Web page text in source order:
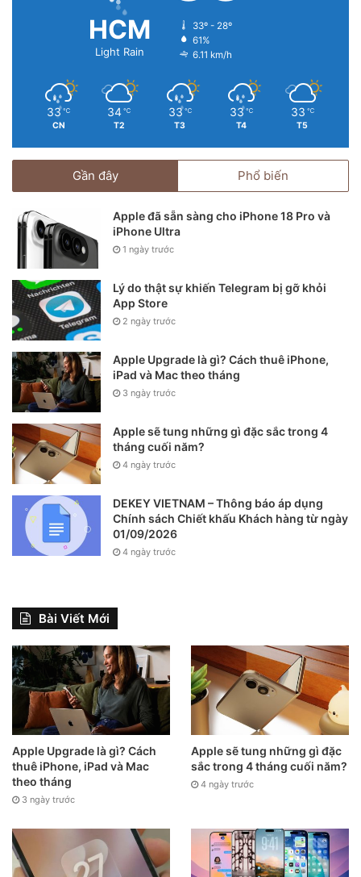
HCM
Light Rain
33º - 28º
61%
6.11 km/h
33 ℃
CN
34 ℃
T2
33 ℃
T3
33 ℃
T4
33 ℃
T5
Gần đây Phổ biến
Apple đã sẵn sàng cho iPhone 18 Pro và
iPhone Ultra
1 ngày trước
Lý do thật sự khiến Telegram bị gỡ khỏi
App Store
2 ngày trước
Apple Upgrade là gì? Cách thuê iPhone,
iPad và Mac theo tháng
3 ngày trước
Apple sẽ tung những gì đặc sắc trong 4
tháng cuối năm?
4 ngày trước
DEKEY VIETNAM – Thông báo áp dụng
Chính sách Chiết khấu Khách hàng từ ngày
01/09/2026
4 ngày trước
Bài Viết Mới
Apple Upgrade là gì? Cách
thuê iPhone, iPad và Mac
theo tháng
3 ngày trước
Apple sẽ tung những gì đặc
sắc trong 4 tháng cuối năm?
4 ngày trước